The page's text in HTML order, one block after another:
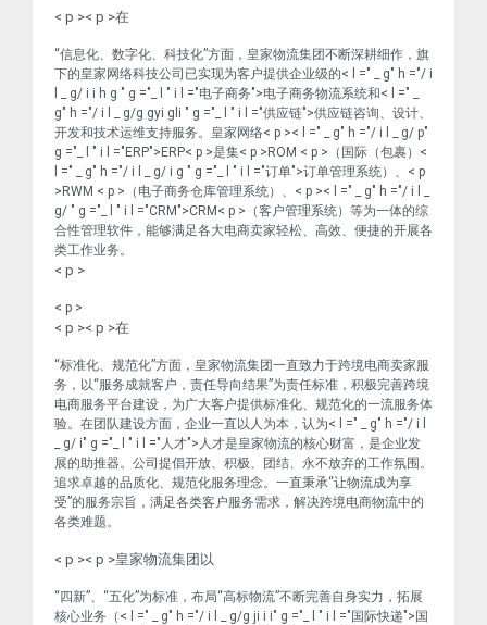
< p >< p >在
“信息化、数字化、科技化”方面，皇家物流集团不断深耕细作，旗
下的皇家网络科技公司已实现为客户提供企业级的< l =" _ g" h ="/ i
l _ g/ i i h g " g ="_ l " i l ="电子商务">电子商务物流系统和< l =" _
g" h ="/ i l _ g/g gyi gli " g ="_ l " i l ="供应链">供应链咨询、设计、
开发和技术运维支持服务。皇家网络< p >< l =" _ g" h ="/ i l _ g/ p"
g ="_ l " i l ="ERP">ERP< p >是集< p >ROM < p >（国际（包裹）<
l =" _ g" h ="/ i l _ g/ i g " g ="_ l " i l ="订单">订单管理系统）、< p
>RWM < p >（电子商务仓库管理系统）、< p >< l =" _ g" h ="/ i l _
g/ " g ="_ l " i l ="CRM">CRM < p >（客户管理系统）等为一体的综
合性管理软件，能够满足各大电商卖家轻松、高效、便捷的开展各
类工作业务。
< p >
< p >
< p >< p >在
“标准化、规范化”方面，皇家物流集团一直致力于跨境电商卖家服
务，以“服务成就客户，责任导向结果”为责任标准，积极完善跨境
电商服务平台建设，为广大客户提供标准化、规范化的一流服务体
验。在团队建设方面，企业一直以人为本，认为< l =" _ g" h ="/ i l
_ g/ i" g ="_ l " i l ="人才">人才是皇家物流的核心财富，是企业发
展的助推器。公司提倡开放、积极、团结、永不放弃的工作氛围。
追求卓越的品质化、规范化服务理念。一直秉承“让物流成为享
受”的服务宗旨，满足各类客户服务需求，解决跨境电商物流中的
各类难题。
< p >< p >皇家物流集团以
“四新”、“五化”为标准，布局“高标物流”不断完善自身实力，拓展
核心业务（< l =" _ g" h ="/ i l _ g/g ji i i" g ="_ l " i l ="国际快递">国